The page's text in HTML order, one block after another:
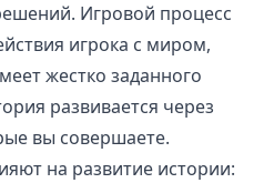
Игровой процесс
игрока с миром,
жестко заданного
развивается через
вы совершаете.
на развитие истории: